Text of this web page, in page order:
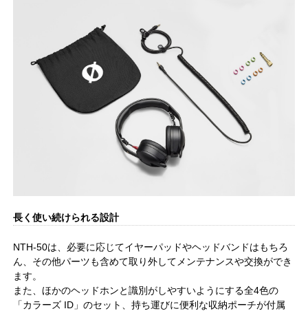
長く使い続けられる設計
NTH-50は、必要に応じてイヤーパッドやヘッドバンドはもちろ
ん、その他パーツも含めて取り外してメンテナンスや交換ができ
ます。
また、ほかのヘッドホンと識別がしやすいようにする全4色の
「カラーズ ID」のセット、持ち運びに便利な収納ポーチが付属